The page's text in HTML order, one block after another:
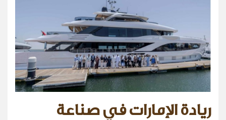
ريادة الإمارات في صناعة